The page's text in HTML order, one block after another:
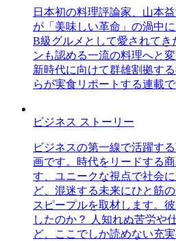
日本初の料理評論家、山本
が「美味しい革命」の渦中
B級グルメとして愛されてき
ンも認める一流の料理へと
新時代に向けて群雄割拠す
らが実食リポートする連載で
ビジネス ストーリー
ビジネスの第一線で活躍す
画です。時代をリードする
す、ユニークな視点で社会
ど、混迷する未来にひと筋
スピープルを取材します。
したのか？ 人知れぬ苦労や
ど、ここでしか読めない充